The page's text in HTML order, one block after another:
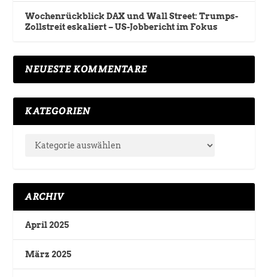
Wochenrückblick DAX und Wall Street: Trumps-
Zollstreit eskaliert – US-Jobbericht im Fokus
NEUESTE KOMMENTARE
KATEGORIEN
ARCHIV
April 2025
März 2025